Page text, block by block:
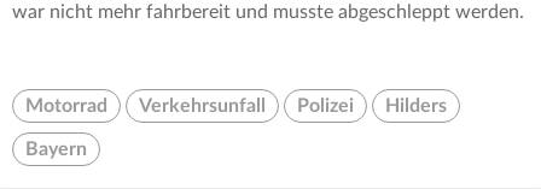
war nicht mehr fahrbereit und musste abgeschleppt werden.
Motorrad Verkehrsunfall Polizei Hilders
Bayern